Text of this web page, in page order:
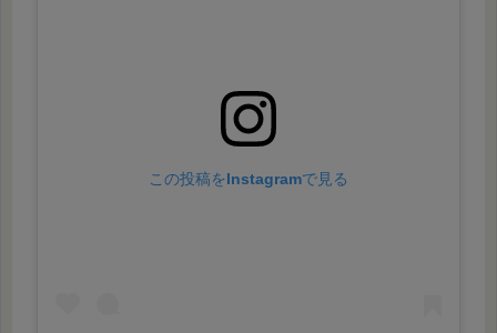
この投稿をInstagramで見る